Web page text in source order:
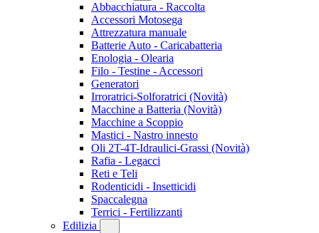
Abbacchiatura - Raccolta
Accessori Motosega
Attrezzatura manuale
Batterie Auto - Caricabatteria
Enologia - Olearia
Filo - Testine - Accessori
Generatori
Irroratrici-Solforatrici (Novità)
Macchine a Batteria (Novità)
Macchine a Scoppio
Mastici - Nastro innesto
Oli 2T-4T-Idraulici-Grassi (Novità)
Rafia - Legacci
Reti e Teli
Rodenticidi - Insetticidi
Spaccalegna
Terrici - Fertilizzanti
Edilizia